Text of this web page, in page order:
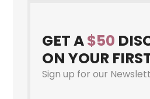
GET A$50
ON YOUR
Sign up for our